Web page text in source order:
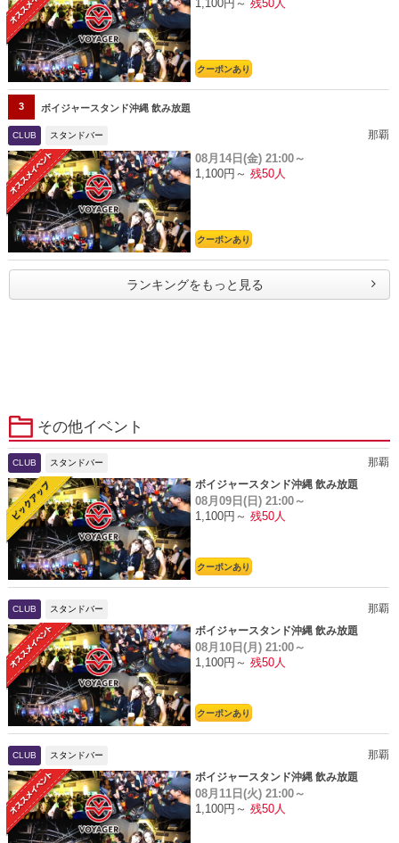
1,100円～ 残50人
クーポンあり
3 ボイジャースタンド沖縄 飲み放題
CLUB スタンドバー 那覇
08月14日(金) 21:00～
1,100円～ 残50人
クーポンあり
ランキングをもっと見る
その他イベント
CLUB スタンドバー
那覇
ボイジャースタンド沖縄 飲み放題
08月09日(日) 21:00～
1,100円～ 残50人
クーポンあり
CLUB スタンドバー
那覇
ボイジャースタンド沖縄 飲み放題
08月10日(月) 21:00～
1,100円～ 残50人
クーポンあり
CLUB スタンドバー
那覇
ボイジャースタンド沖縄 飲み放題
08月11日(火) 21:00～
1,100円～ 残50人